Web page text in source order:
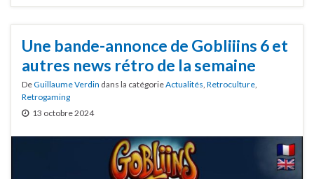
Une bande-annonce de Gobliiins 6 et
autres news rétro de la semaine
DeGuillaume Verdin dans la catégorieActualités Retroculture
Retrogaming
13 octobre 2024